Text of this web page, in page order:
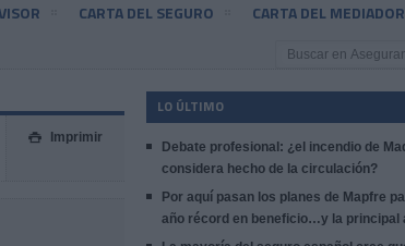
CARTA DEL SEGURO CARTA DEL MEDIADOR
 Imprimir
LO ÚLTIMO
Debate profesional: ¿el incendio de
considera hecho de la circulación?
Por aquí pasan los planes de Mapfre
año récord en beneficio…y la principal